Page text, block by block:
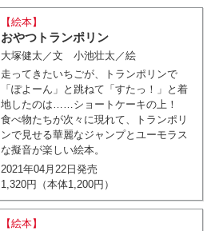
【絵本】
おやつトランポリン
大塚健太／文 小池壮太／絵
走ってきたいちごが、トランポリンで
「ぽよーん」と跳ねて「すたっ！」と着
地したのは……ショートケーキの上！
食べ物たちが次々に現れて、トランポリ
ンで見せる華麗なジャンプとユーモラス
な擬音が楽しい絵本。
2021年04月22日発売
1,320円（本体1,200円）
【絵本】